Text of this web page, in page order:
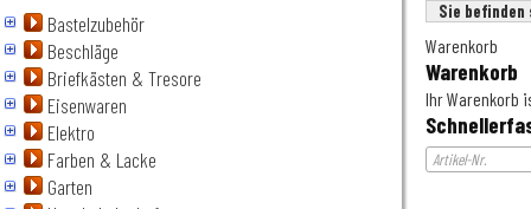
Bastelzubehör
Beschläge
Briefkästen & Tresore
Eisenwaren
Elektro
Farben & Lacke
Garten
Sie
Warenkorb
Warenkorb
Ihr Warenkorb